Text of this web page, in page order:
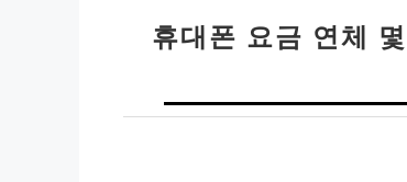
휴대폰 요금 연체